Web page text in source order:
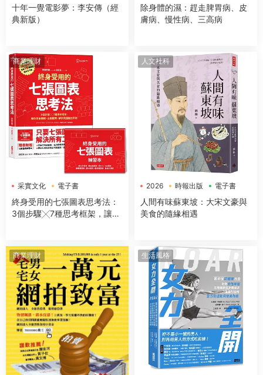
十年一覺電影夢：李安傳（經
典新版）
除身體的濕：趕走脾胃病、皮
膚病、慢性病、三高病
商業理財
采實文化 電子書
終身受用的七張圖表思考法：
3個步驟╳7種思考框架，讓你
表練習本】
人文社科
2026 時報出版 電子書
人間有味蘇東坡：大宋文豪與
美食的隨緣相遇
商業理財 生活風格